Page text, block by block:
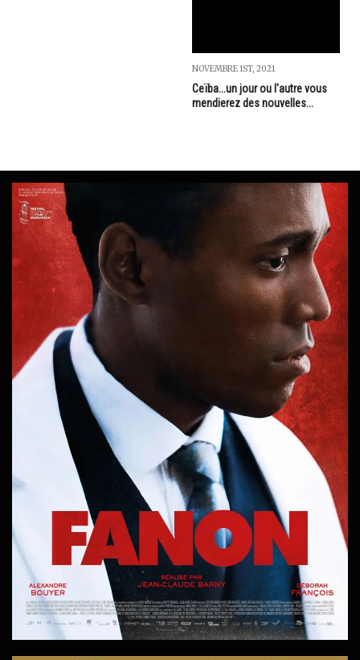
NOVEMBRE 1ST, 2021
Ceïba...un jour ou l'autre vous
mendierez des nouvelles...